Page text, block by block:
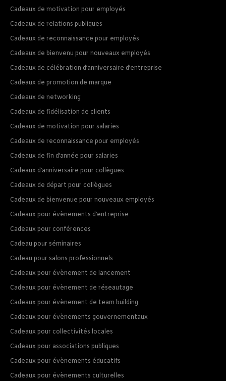
Cadeaux de motivation pour employés
Cadeaux de relations publiques
Cadeaux de reconnaissance pour employés
Cadeaux de bienvenu pour nouveaux employés
Cadeaux de célébration d’anniversaire d’entreprise
Cadeaux de promotion de marque
Cadeaux de networking
Cadeaux de fidélisation de clients
Cadeaux de motivation pour salaries
Cadeaux de reconnaissance pour employés
Cadeaux de fin d’année pour salaries
Cadeaux d’anniversaire pour collègues
Cadeaux de départ pour collègues
Cadeaux de bienvenue pour nouveaux employés
Cadeaux pour évènements d’entreprise
Cadeaux pour conférences
Cadeau pour séminaires
Cadeau pour salons professionnels
Cadeaux pour évènement de lancement
Cadeaux pour évènement de réseautage
Cadeaux pour évènement de team building
Cadeaux pour évènements gouvernementaux
Cadeaux pour collectivités locales
Cadeaux pour associations publiques
Cadeaux pour évènements éducatifs
Cadeaux pour évènements culturelles